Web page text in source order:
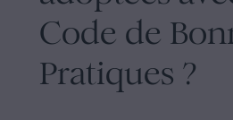
Code de
Pratiques ?